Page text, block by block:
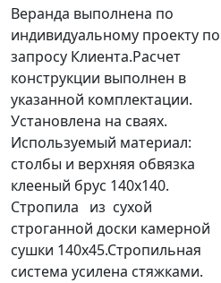
Веранда выполнена по
индивидуальному проекту по
запросу Клиента.Расчет
конструкции выполнен в
указанной комплектации.
Установлена на сваях.
Используемый материал:
столбы и верхняя обвязка
клееный брус 140х140.
Стропила из сухой
строганной доски камерной
сушки 140х45.Стропильная
система усилена стяжками.